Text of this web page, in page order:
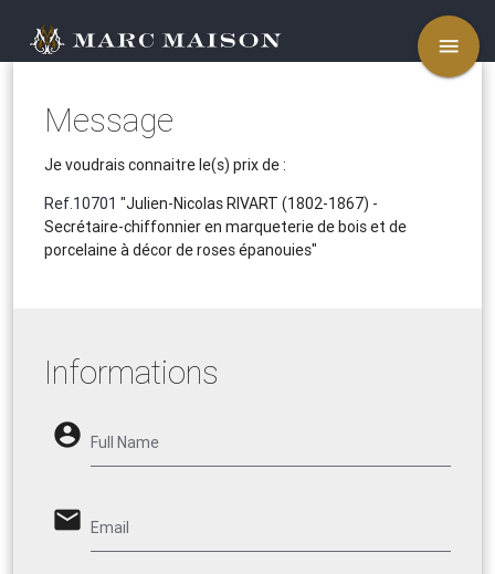
menu
Message
Je voudrais connaitre le(s) prix de :
Ref.10701 "Julien-Nicolas RIVART (1802-1867) -
Secrétaire-chiffonnier en marqueterie de bois et de
porcelaine à décor de roses épanouies"
Informations
account_circle Full Name
email Email